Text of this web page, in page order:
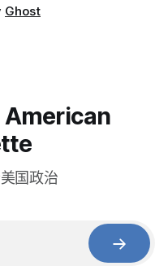
Ghost
American
国政治